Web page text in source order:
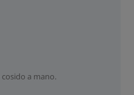
a mano.